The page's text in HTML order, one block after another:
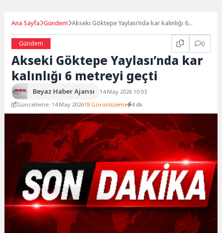
Ana Sayfa Gündem Akseki Göktepe Yaylası’nda kar kalınlığı 6
Gündem
0
Akseki Göktepe Yaylası’nda kar
kalınlığı 6 metreyi geçti
Beyaz Haber Ajansı
14 May 2026 10:03
Güncelleme: 14 May 202618 Görüntüleme 4 dk.